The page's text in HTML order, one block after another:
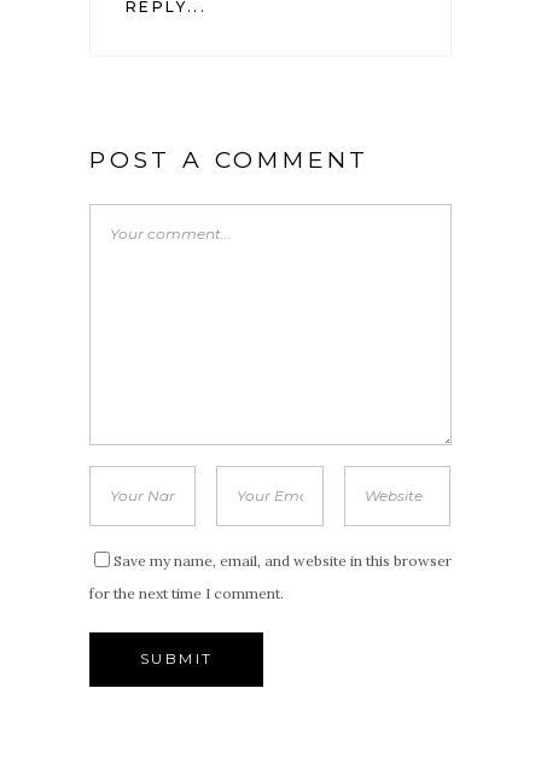
REPLY...
POST A COMMENT
Save my name, email, and website in this browser
for the next time I comment.